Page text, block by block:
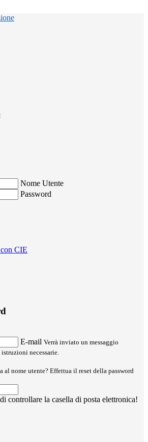
Nome Utente
Password
CIE
E-mail Verrà inviato un messaggio
necessarie.
al nome utente? Effettua il reset della password
controllare la casella di posta elettronica!